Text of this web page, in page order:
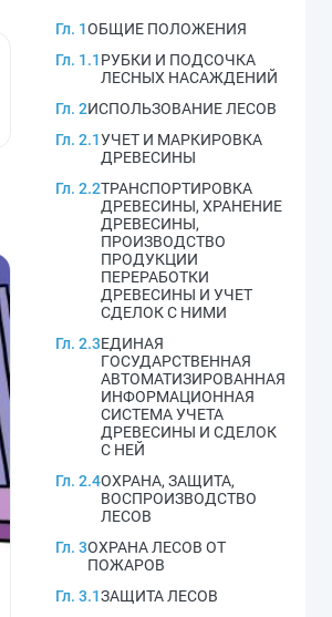
Гл. 1ОБЩИЕ ПОЛОЖЕНИЯ
Гл. 1.1РУБКИ И ПОДСОЧКА
ЛЕСНЫХ НАСАЖДЕНИЙ
Гл. 2ИСПОЛЬЗОВАНИЕ ЛЕСОВ
Гл. 2.1УЧЕТ И МАРКИРОВКА
ДРЕВЕСИНЫ
Гл. 2.2ТРАНСПОРТИРОВКА
ДРЕВЕСИНЫ, ХРАНЕНИЕ
ДРЕВЕСИНЫ,
ПРОИЗВОДСТВО
ПРОДУКЦИИ
ПЕРЕРАБОТКИ
ДРЕВЕСИНЫ И УЧЕТ
СДЕЛОК С НИМИ
Гл. 2.3ЕДИНАЯ
ГОСУДАРСТВЕННАЯ
АВТОМАТИЗИРОВАННАЯ
ИНФОРМАЦИОННАЯ
СИСТЕМА УЧЕТА
ДРЕВЕСИНЫ И СДЕЛОК
С НЕЙ
Гл. 2.4ОХРАНА, ЗАЩИТА,
ВОСПРОИЗВОДСТВО
ЛЕСОВ
Гл. 3ОХРАНА ЛЕСОВ ОТ
ПОЖАРОВ
Гл. 3.1ЗАЩИТА ЛЕСОВ